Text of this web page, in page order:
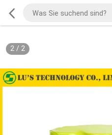
2/ 2